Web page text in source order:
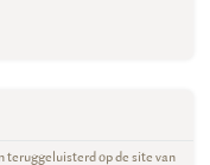
teruggeluisterd op de site van